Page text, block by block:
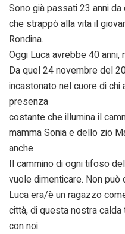
Sono già passati 23 anni
che strappò alla vita il
Rondina.
Oggi Luca avrebbe 40
Da quel 24 novembre del
incastonato nel cuore di chi
presenza
costante che illumina il
mamma Sonia e dello zio
anche
Il cammino di ogni tifoso
vuole dimenticare. Non può
Luca era/è un ragazzo
città, di questa nostra
con noi.